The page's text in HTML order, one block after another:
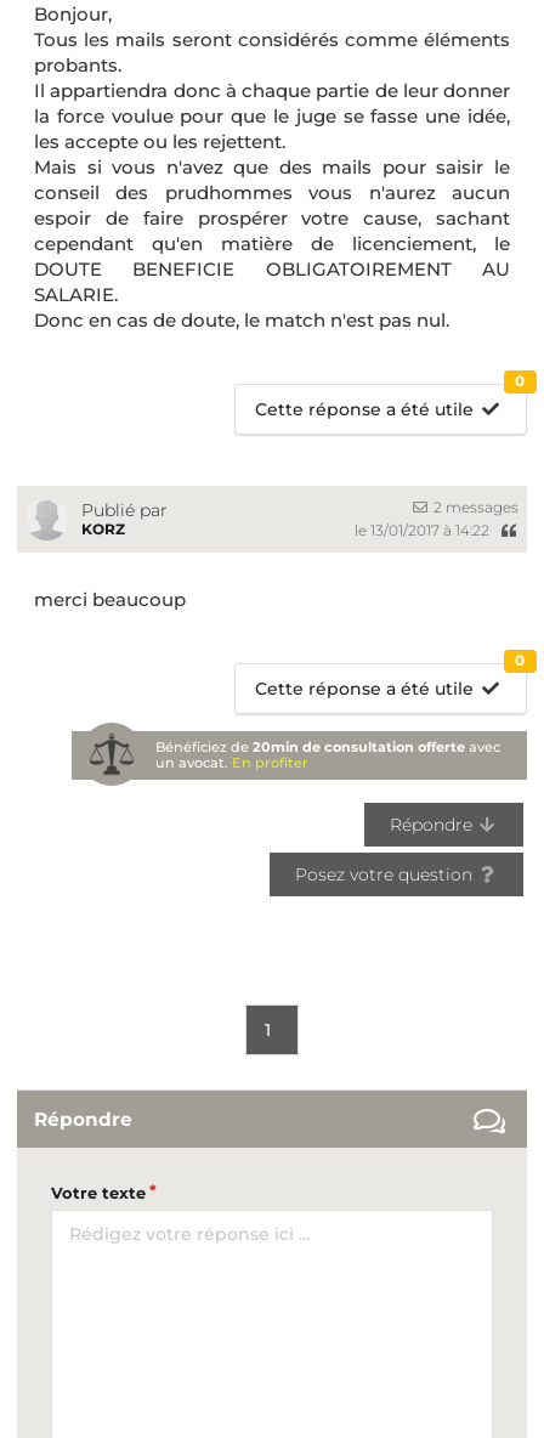
Bonjour,
Tous les mails seront considérés comme éléments
probants.
Il appartiendra donc à chaque partie de leur donner
la force voulue pour que le juge se fasse une idée,
les accepte ou les rejettent.
Mais si vous n'avez que des mails pour saisir le
conseil des prudhommes vous n'aurez aucun
espoir de faire prospérer votre cause, sachant
cependant qu'en matière de licenciement, le
DOUTE BENEFICIE OBLIGATOIREMENT AU
SALARIE.
Donc en cas de doute, le match n'est pas nul.
Cette réponse a été utile
0
Publié par
KORZ
2 messages
le 13/01/2017 à 14:22
merci beaucoup
Cette réponse a été utile
0
Bénéficiez de20min de consultation offerte avec
un avocat. En profiter
Répondre
Posez votre question
1
Répondre
Votre texte